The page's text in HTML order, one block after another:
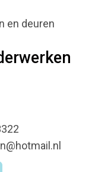
en deuren